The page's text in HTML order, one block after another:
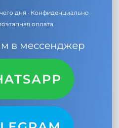
дня · Конфиденциально ·
оплата
в мессенджер